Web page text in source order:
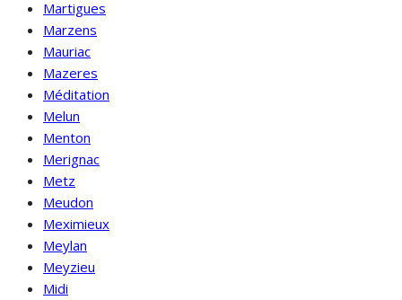
Martigues
Marzens
Mauriac
Mazeres
Méditation
Melun
Menton
Merignac
Metz
Meudon
Meximieux
Meylan
Meyzieu
Midi